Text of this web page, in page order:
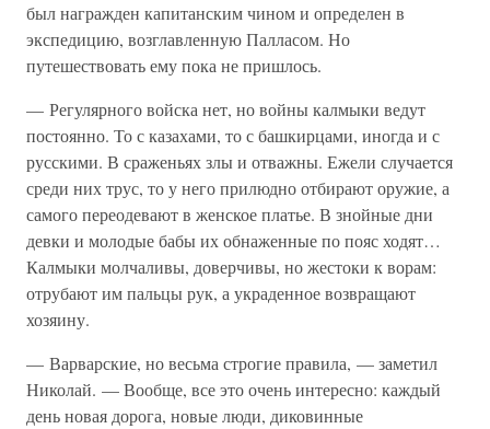
был награжден капитанским чином и определен в
экспедицию, возглавленную Палласом. Но
путешествовать ему пока не пришлось.
— Регулярного войска нет, но войны калмыки ведут
постоянно. То с казахами, то с башкирцами, иногда и с
русскими. В сраженьях злы и отважны. Ежели случается
среди них трус, то у него прилюдно отбирают оружие, а
самого переодевают в женское платье. В знойные дни
девки и молодые бабы их обнаженные по пояс ходят…
Калмыки молчаливы, доверчивы, но жестоки к ворам:
отрубают им пальцы рук, а украденное возвращают
хозяину.
— Варварские, но весьма строгие правила, — заметил
Николай. — Вообще, все это очень интересно: каждый
день новая дорога, новые люди, диковинные